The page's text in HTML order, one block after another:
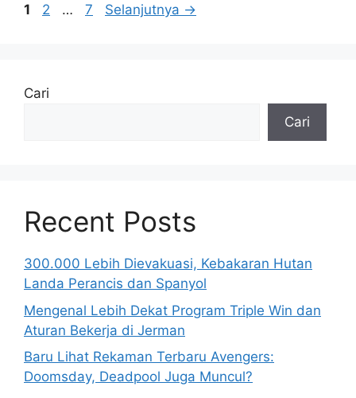
Halaman
1 Halaman
2 … Halaman
7 Selanjutnya →
Cari
Cari
Recent Posts
300.000 Lebih Dievakuasi, Kebakaran Hutan
Landa Perancis dan Spanyol
Mengenal Lebih Dekat Program Triple Win dan
Aturan Bekerja di Jerman
Baru Lihat Rekaman Terbaru Avengers:
Doomsday, Deadpool Juga Muncul?